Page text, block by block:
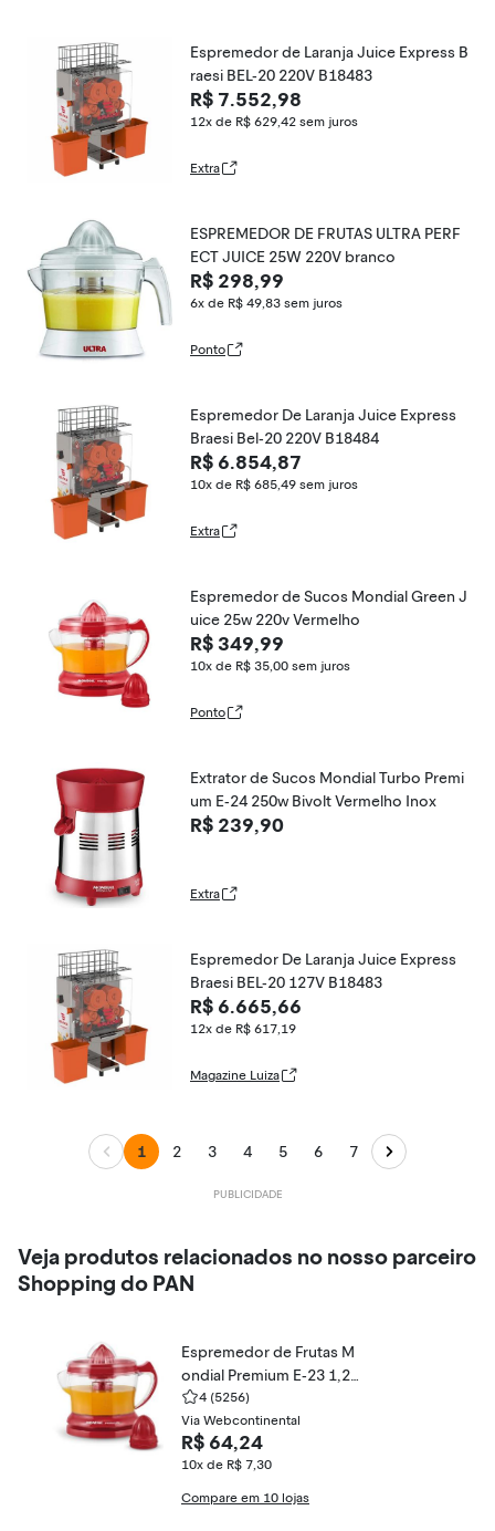
Espremedor de Laranja Juice Express B
raesi BEL-20 220V B18483
R$ 7.552,98
12x de R$ 629,42 sem juros
Extra
ESPREMEDOR DE FRUTAS ULTRA PERF
ECT JUICE 25W 220V branco
R$ 298,99
6x de R$ 49,83 sem juros
Ponto
Espremedor De Laranja Juice Express
Braesi Bel-20 220V B18484
R$ 6.854,87
10x de R$ 685,49 sem juros
Extra
Espremedor de Sucos Mondial Green J
uice 25w 220v Vermelho
R$ 349,99
10x de R$ 35,00 sem juros
Ponto
Extrator de Sucos Mondial Turbo Premi
um E-24 250w Bivolt Vermelho Inox
R$ 239,90
Extra
Espremedor De Laranja Juice Express
Braesi BEL-20 127V B18483
R$ 6.665,66
12x de R$ 617,19
Magazine Luiza
1 2 3 4 5 6 7
Veja produtos relacionados no nosso parceiro
Shopping do PAN
Espremedor de Frutas M
ondial Premium E-23 1,25
L
4 (5256)
Via Webcontinental
R$ 64,24
10x de R$ 7,30
Compare em 10 lojas